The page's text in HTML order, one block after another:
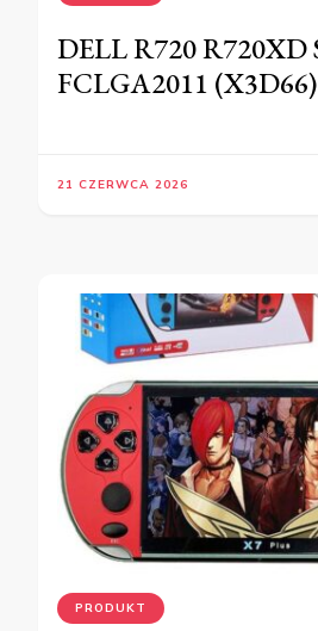
DELL R720 R720XD
FCLGA2011 (X3D66)
21 CZERWCA 2026
PRODUKT